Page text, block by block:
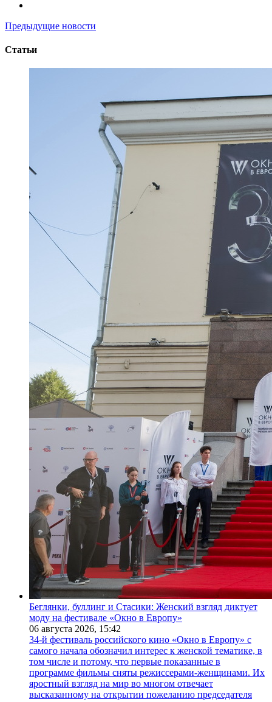
Предыдущие новости
Статьи
Беглянки, буллинг и Стасики: Женский взгляд диктует
моду на фестивале «Окно в Европу»
06 августа 2026, 15:42
34-й фестиваль российского кино «Окно в Европу» с
самого начала обозначил интерес к женской тематике, в
том числе и потому, что первые показанные в
программе фильмы сняты режиссерами-женщинами. Их
яростный взгляд на мир во многом отвечает
высказанному на открытии пожеланию председателя